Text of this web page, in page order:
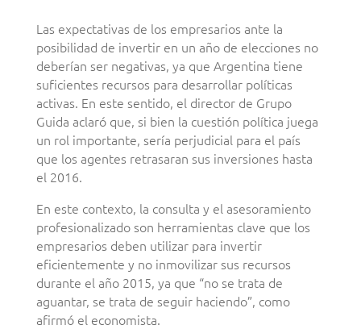
Las expectativas de los empresarios ante la
posibilidad de invertir en un año de elecciones no
deberían ser negativas, ya que Argentina tiene
suficientes recursos para desarrollar políticas
activas. En este sentido, el director de Grupo
Guida aclaró que, si bien la cuestión política juega
un rol importante, sería perjudicial para el país
que los agentes retrasaran sus inversiones hasta
el 2016.
En este contexto, la consulta y el asesoramiento
profesionalizado son herramientas clave que los
empresarios deben utilizar para invertir
eficientemente y no inmovilizar sus recursos
durante el año 2015, ya que “no se trata de
aguantar, se trata de seguir haciendo”, como
afirmó el economista.